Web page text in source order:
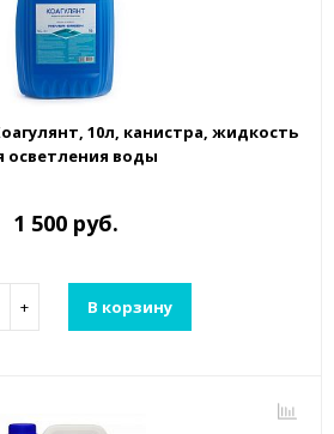
10л, канистра, жидкость
осветления воды
1 500 руб.
+ В корзину